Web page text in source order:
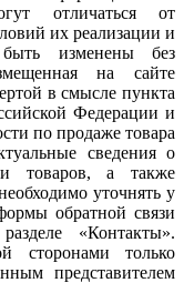
отличаться от
их реализации и
изменены без
на сайте
в смысле пункта
Федерации и
по продаже товара
сведения о
товаров, а также
уточнять у
обратной связи
«Контакты».
сторонами только
представителем